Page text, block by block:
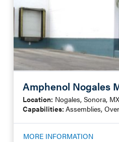
Amphenol Nogales
Location: Nogales, Sonora,
Capabilities:Assemblies,
MORE INFORMATION